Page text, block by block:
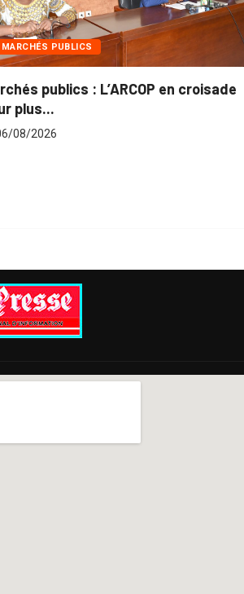
MARCHÉS PUBLICS
publics : L’ARCOP en croisade
plus...
08/2026